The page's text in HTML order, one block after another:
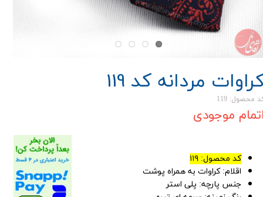
مردانه کد 119
محصول: 119
موجودی
کد محصول: ۱۱۹
اقلام: کراوات به همراه پوشت
جنس پارچه: پلی استر